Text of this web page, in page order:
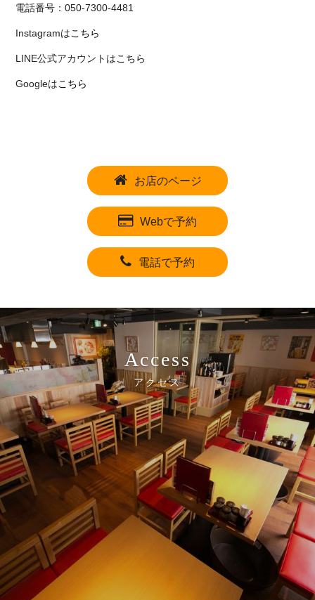
電話番号：050-7300-4481
Instagramはこちら
LINE公式アカウントはこちら
Googleはこちら
お店のページ
Webで予約
電話で予約
Access
アクセス